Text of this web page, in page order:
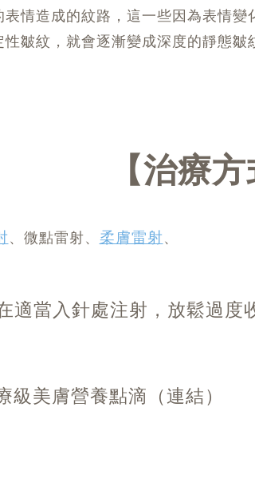
情造成的紋路，這一些因為表情
皺紋，就會逐漸變成深度的靜態皺
治療方
、微點雷射、 柔膚雷射 、
適當入針處注射，放鬆過度
級美膚營養點滴（連結）